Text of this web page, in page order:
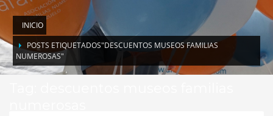
INICIO
POSTS ETIQUETADOS"DESCUENTOS MUSEOS FAMILIAS
NUMEROSAS"